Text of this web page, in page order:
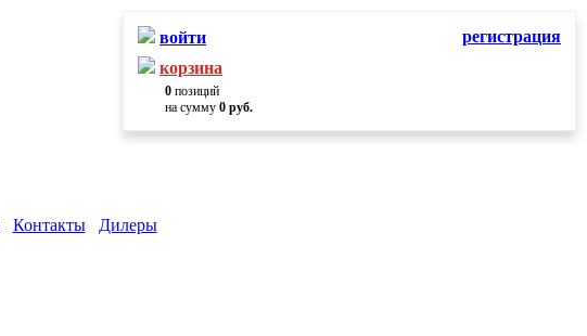
войти
регистрация
корзина
0 позиций
на сумму 0 руб.
Контакты
Дилеры